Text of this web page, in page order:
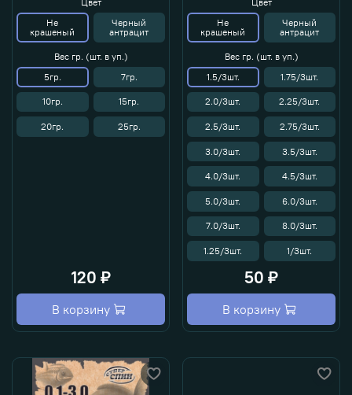
Не
крашеный
Черный
антрацит
Вес гр. (шт. в уп.)
5гр.
7гр.
10гр. 15гр.
20гр. 25гр.
120 ₽
В корзину
Не
крашеный
Черный
антрацит
Вес гр. (шт. в уп.)
1.5/3шт.
1.75/3шт.
2.0/3шт. 2.25/3шт.
2.5/3шт. 2.75/3шт.
3.0/3шт. 3.5/3шт.
4.0/3шт. 4.5/3шт.
5.0/3шт. 6.0/3шт.
7.0/3шт. 8.0/3шт.
1.25/3шт. 1/3шт.
50 ₽
В корзину